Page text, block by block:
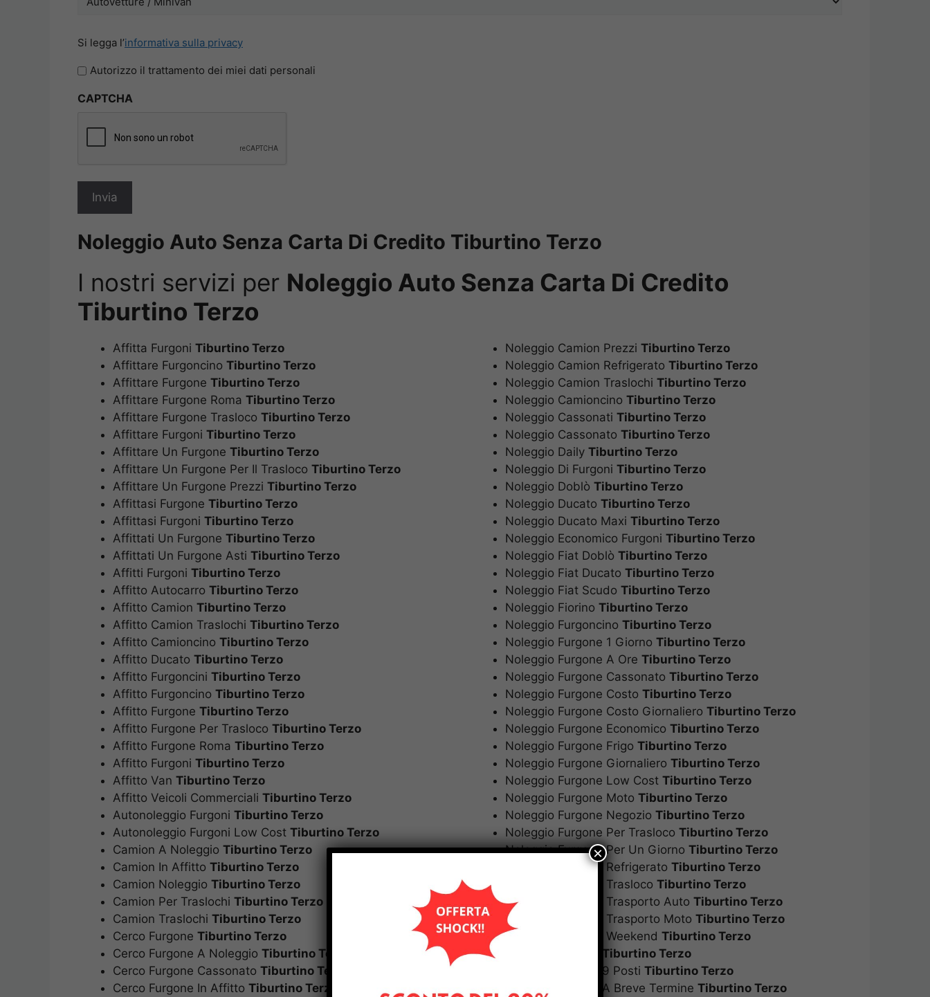
legga
l'informativa
privacy
Si legga l’informativa sulla privacy
Autorizzo il trattamento dei miei dati personali
CAPTCHA
Noleggio Auto Senza Carta Di Credito Tiburtino Terzo
I nostri servizi per Noleggio Auto Senza Carta Di Credito Tiburtino
Terzo
Affitta Furgoni Tiburtino Terzo
Affittare Furgoncino Tiburtino Terzo
Affittare Furgone Tiburtino Terzo
Affittare Furgone Roma Tiburtino Terzo
Affittare Furgone Trasloco Tiburtino Terzo
Affittare Furgoni Tiburtino Terzo
Affittare Un Furgone Tiburtino Terzo
Affittare Un Furgone Per Il Trasloco Tiburtino Terzo
Affittare Un Furgone Prezzi Tiburtino Terzo
Affittasi Furgone Tiburtino Terzo
Affittasi Furgoni Tiburtino Terzo
Affittati Un Furgone Tiburtino Terzo
Affittati Un Furgone Asti Tiburtino Terzo
Affitti Furgoni Tiburtino Terzo
Affitto Autocarro Tiburtino Terzo
Affitto Camion Tiburtino Terzo
Affitto Camion Traslochi Tiburtino Terzo
Affitto Camioncino Tiburtino Terzo
Affitto Ducato Tiburtino Terzo
Affitto Furgoncini Tiburtino Terzo
Affitto Furgoncino Tiburtino Terzo
Affitto Furgone Tiburtino Terzo
Affitto Furgone Per Trasloco Tiburtino Terzo
Affitto Furgone Roma Tiburtino Terzo
Affitto Furgoni Tiburtino Terzo
Affitto Van Tiburtino Terzo
Affitto Veicoli Commerciali Tiburtino Terzo
Autonoleggio Furgoni Tiburtino Terzo
Autonoleggio Furgoni Low Cost Tiburtino Terzo
Camion A Noleggio Tiburtino Terzo
Camion In Affitto Tiburtino Terzo
Camion Noleggio Tiburtino Terzo
Camion Per Traslochi Tiburtino Terzo
Camion Traslochi Tiburtino Terzo
Cerco Furgone Tiburtino Terzo
Cerco Furgone A Noleggio Tiburtino Terzo
Cerco Furgone Cassonato Tiburtino Terzo
Cerco Furgone In Affitto Tiburtino Terzo
Noleggio Camion PrezziTiburtino Terzo
Noleggio Camion RefrigeratoTiburtino Terzo
Noleggio Camion TraslochiTiburtino Terzo
Noleggio CamioncinoTiburtino Terzo
Noleggio CassonatiTiburtino Terzo
Noleggio CassonatoTiburtino Terzo
Noleggio DailyTiburtino Terzo
Noleggio Di FurgoniTiburtino Terzo
Noleggio DoblòTiburtino Terzo
Noleggio DucatoTiburtino Terzo
Noleggio Ducato MaxiTiburtino Terzo
Noleggio Economico FurgoniTiburtino Terzo
Noleggio Fiat DoblòTiburtino Terzo
Noleggio Fiat DucatoTiburtino Terzo
Noleggio Fiat ScudoTiburtino Terzo
Noleggio FiorinoTiburtino Terzo
Noleggio FurgoncinoTiburtino Terzo
Noleggio Furgone 1 GiornoTiburtino Terzo
Noleggio Furgone A OreTiburtino Terzo
Noleggio Furgone CassonatoTiburtino Terzo
Noleggio Furgone CostoTiburtino Terzo
Noleggio Furgone Costo GiornalieroTiburtino Terzo
Noleggio Furgone EconomicoTiburtino Terzo
Noleggio Furgone FrigoTiburtino Terzo
Noleggio Furgone GiornalieroTiburtino Terzo
Noleggio Furgone Low CostTiburtino Terzo
Noleggio Furgone MotoTiburtino Terzo
Noleggio Furgone NegozioTiburtino Terzo
Noleggio Furgone Per TraslocoTiburtino Terzo
Noleggio Furgone Per Un GiornoTiburtino Terzo
Noleggio Furgone RefrigeratoTiburtino Terzo
Noleggio Furgone TraslocoTiburtino Terzo
Noleggio Furgone Trasporto AutoTiburtino Terzo
Noleggio Furgone Trasporto MotoTiburtino Terzo
Noleggio Furgone WeekendTiburtino Terzo
Noleggio FurgoniTiburtino Terzo
Noleggio Furgoni 9 PostiTiburtino Terzo
Noleggio Furgoni A Breve TermineTiburtino Terzo